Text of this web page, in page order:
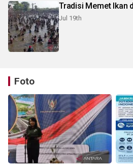
Tradisi Memet Ikan
Jul 19th
Foto